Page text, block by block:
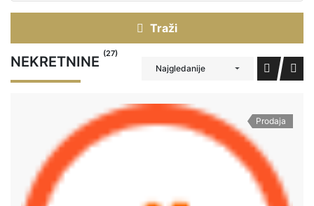
Traži
NEKRETNINE (27)
Najgledanije
Prodaja